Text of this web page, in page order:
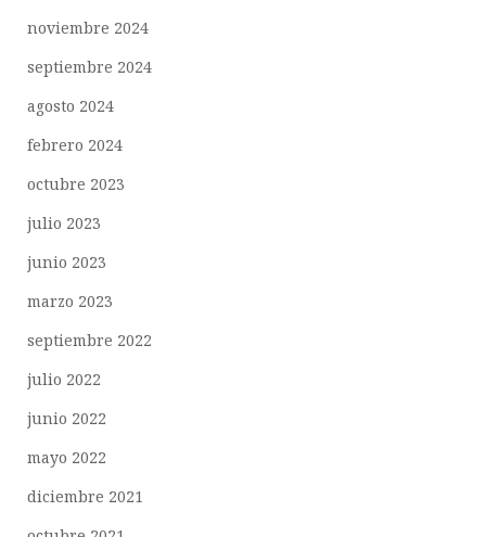
noviembre 2024
septiembre 2024
agosto 2024
febrero 2024
octubre 2023
julio 2023
junio 2023
marzo 2023
septiembre 2022
julio 2022
junio 2022
mayo 2022
diciembre 2021